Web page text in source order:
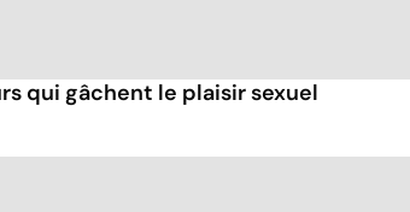
qui gâchent le plaisir sexuel